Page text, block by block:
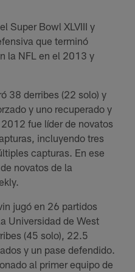
Super Bowl XLVIII y
que terminó
la NFL en el 2013 y
38 derribes (22 solo) y
y uno recuperado y
fue líder de novatos
incluyendo tres
capturas. En ese
novatos de la
jugó en 26 partidos
Universidad de West
(45 solo), 22.5
y un pase defendido.
al primer equipo de